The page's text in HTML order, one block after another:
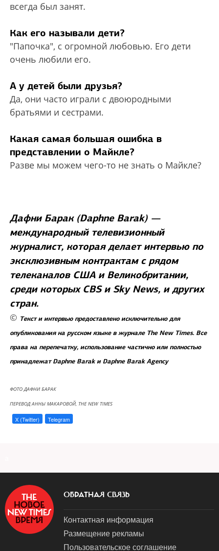
всегда был занят.
Как его называли дети?
"Папочка", с огромной любовью. Его дети
очень любили его.
А у детей были друзья?
Да, они часто играли с двоюродными
братьями и сестрами.
Какая самая большая ошибка в
представлении о Майкле?
Разве мы можем чего-то не знать о Майкле?
Дафни Барак (Daphne Barak) —
международный телевизионный
журналист, которая делает интервью по
эксклюзивным контрактам с рядом
телеканалов США и Великобритании,
среди которых CBS и Sky News, и других
стран.
© Текст и интервью предоставлено исключительно для
опубликования на русском языке в журнале The New Times. Все
права на перепечатку, использование частично или полностью
принадлежат Daphne Barak и Daphne Barak Agency
ФОТО ДАФНИ БАРАК
ПЕРЕВОД АННЫ МАКАРОВОЙ, THE NEW TIMES
X (Twitter) Telegram
ОБРАТНАЯ СВЯЗЬ
Контактная информация
Размещение рекламы
Пользовательское соглашение